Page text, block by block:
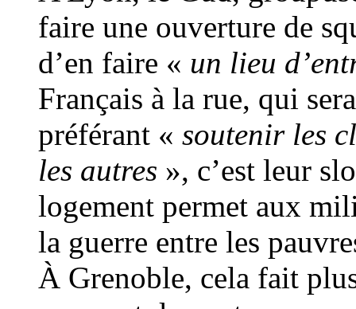
faire une ouverture de
d’en faire « un lieu
Français à la rue, qui
préférant « soutenir les
les autres », c’est leur
logement permet aux
la guerre entre les
À Grenoble, cela fait